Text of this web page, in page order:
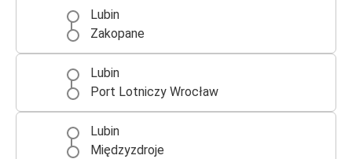
Lubin
Zakopane
Lubin
Port Lotniczy Wrocław
Lubin
Międzyzdroje